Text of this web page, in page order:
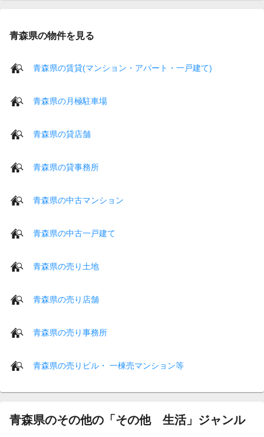
青森県の物件を見る
青森県の賃貸(マンション・アパート・一戸建て)
青森県の月極駐車場
青森県の貸店舗
青森県の貸事務所
青森県の中古マンション
青森県の中古一戸建て
青森県の売り土地
青森県の売り店舗
青森県の売り事務所
青森県の売りビル・ 一棟売マンション等
青森県のその他の「その他 生活」ジャンル